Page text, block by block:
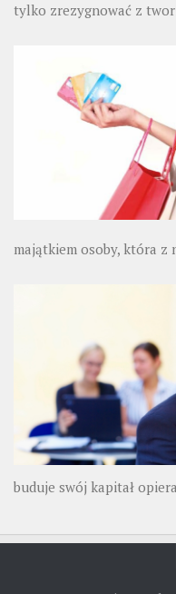
tylko zrezygnować z
majątkiem osoby, która z
buduje swój kapitał